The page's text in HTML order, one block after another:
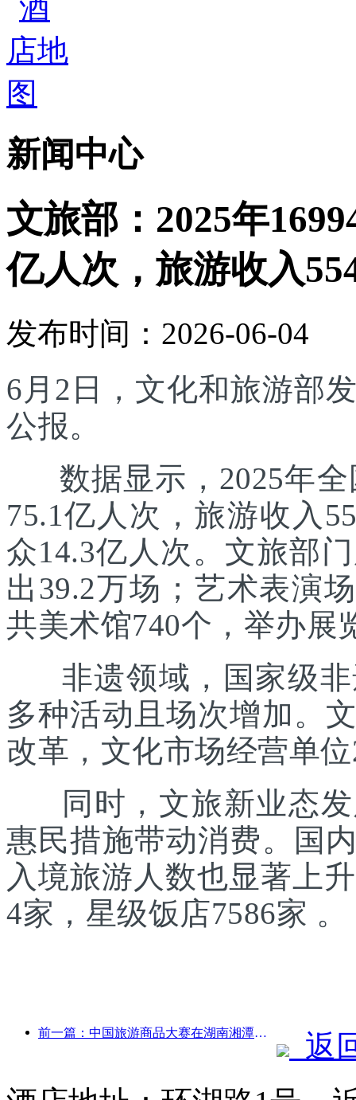
新闻中心
文旅部：2025年
亿人次，旅游收入
发布时间：2026-06-04
6月2日，文化和旅游部
公报。
数据显示，2025年全
75.1亿人次，旅游收入
众14.3亿人次。文旅部
出39.2万场；艺术表演
共美术馆740个，举办展
非遗领域，国家级非
多种活动且场次增加。
改革，文化市场经营单
同时，文旅新业态发
惠民措施带动消费。国
入境旅游人数也显著上
4家，星级饭店7586家 。
前一篇：中国旅游商品大赛在湖南湘潭成功举办
返